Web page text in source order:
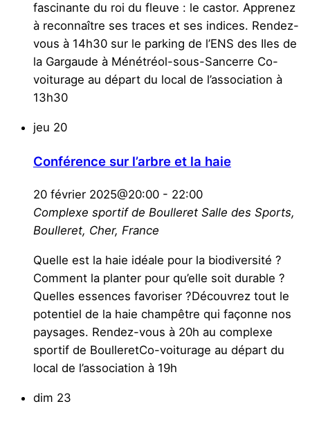
fascinante du roi du fleuve : le castor. Apprenez
à reconnaître ses traces et ses indices. Rendez-
vous à 14h30 sur le parking de l’ENS des Iles de
la Gargaude à Ménétréol-sous-Sancerre Co-
voiturage au départ du local de l’association à
13h30
jeu 20
Conférence sur l’arbre et la haie
20 février 2025@20:00 - 22:00
Complexe sportif de Boulleret Salle des Sports,
Boulleret, Cher, France
Quelle est la haie idéale pour la biodiversité ?
Comment la planter pour qu’elle soit durable ?
Quelles essences favoriser ?Découvrez tout le
potentiel de la haie champêtre qui façonne nos
paysages. Rendez-vous à 20h au complexe
sportif de BoulleretCo-voiturage au départ du
local de l’association à 19h
dim 23